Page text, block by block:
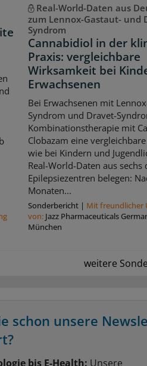
Real-World-Daten aus
zum Lennox-Gastaut- und
Syndrom
Cannabidiol in der
Praxis: vergleichbare
Wirksamkeit bei
Erwachsenen
Bei Erwachsenen mit
Syndrom und Dravet-
Kombinationstherapie mit
Clobazam eine
wie bei Kindern und
Real-World-Daten aus sechs
Epilepsiezentren belegen:
Monaten...
Sonderbericht| Mit freundlicher
von: Jazz Pharmaceuticals
München
weitere
schon unsere
bis E-Health: Unsere